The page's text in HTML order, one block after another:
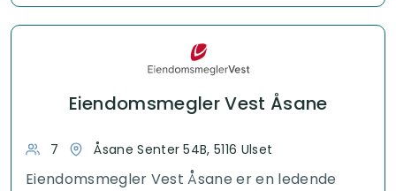
Eiendomsmegler Vest Åsane
Eiendomsmegler Vest Åsane er en ledende
7 Åsane Senter 54B, 5116 Ulset